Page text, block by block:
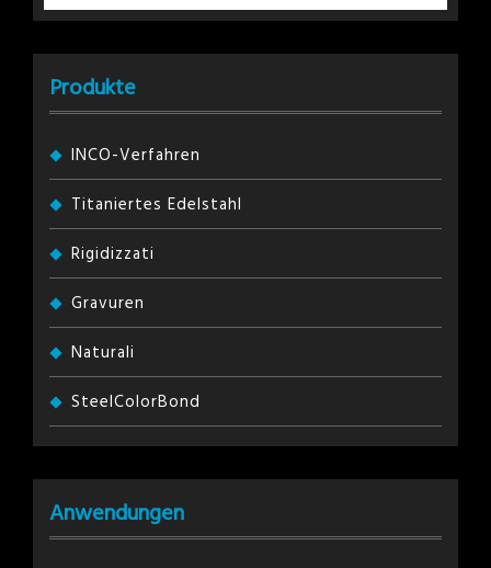
Produkte
INCO-Verfahren
Titaniertes Edelstahl
Rigidizzati
Gravuren
Naturali
SteelColorBond
Anwendungen